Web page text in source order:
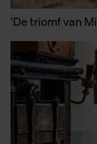
'De triomf van